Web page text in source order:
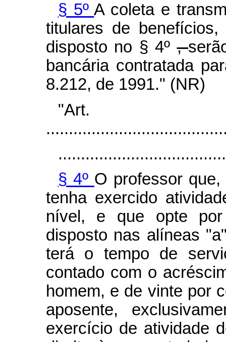
§ 5ºA coleta e
titulares de
disposto no § 4º,
bancária contratada
8.212, de 1991." (NR)
§ 4º O professor
tenha exercido
nível, e que opte
disposto nas alíneas
terá o tempo de
contado com o
homem, e de vinte por
aposente,
exercício de atividade